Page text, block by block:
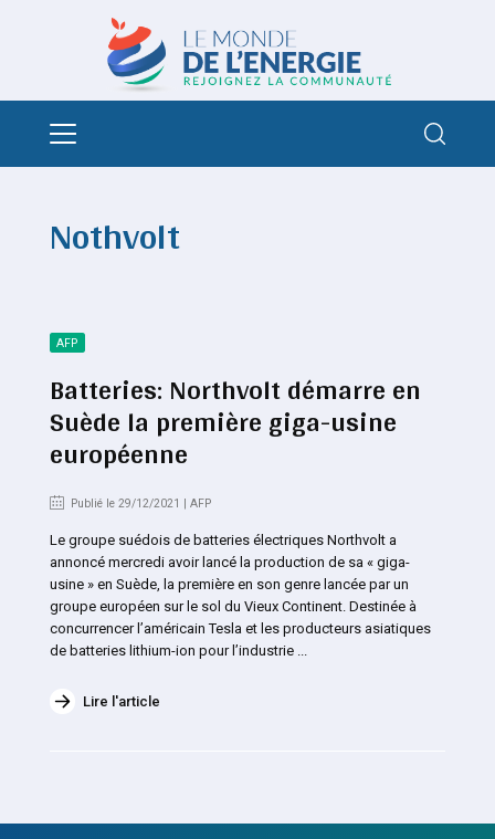
Nothvolt
AFP
Batteries: Northvolt démarre en
Suède la première giga-usine
européenne
Publié le 29/12/2021 | AFP
Le groupe suédois de batteries électriques Northvolt a
annoncé mercredi avoir lancé la production de sa « giga-
usine » en Suède, la première en son genre lancée par un
groupe européen sur le sol du Vieux Continent. Destinée à
concurrencer l’américain Tesla et les producteurs asiatiques
de batteries lithium-ion pour l’industrie ...
Lire l'article